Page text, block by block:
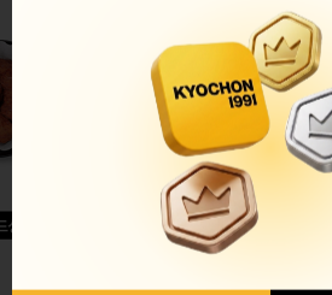
글윙
반반순살[레드+허니]